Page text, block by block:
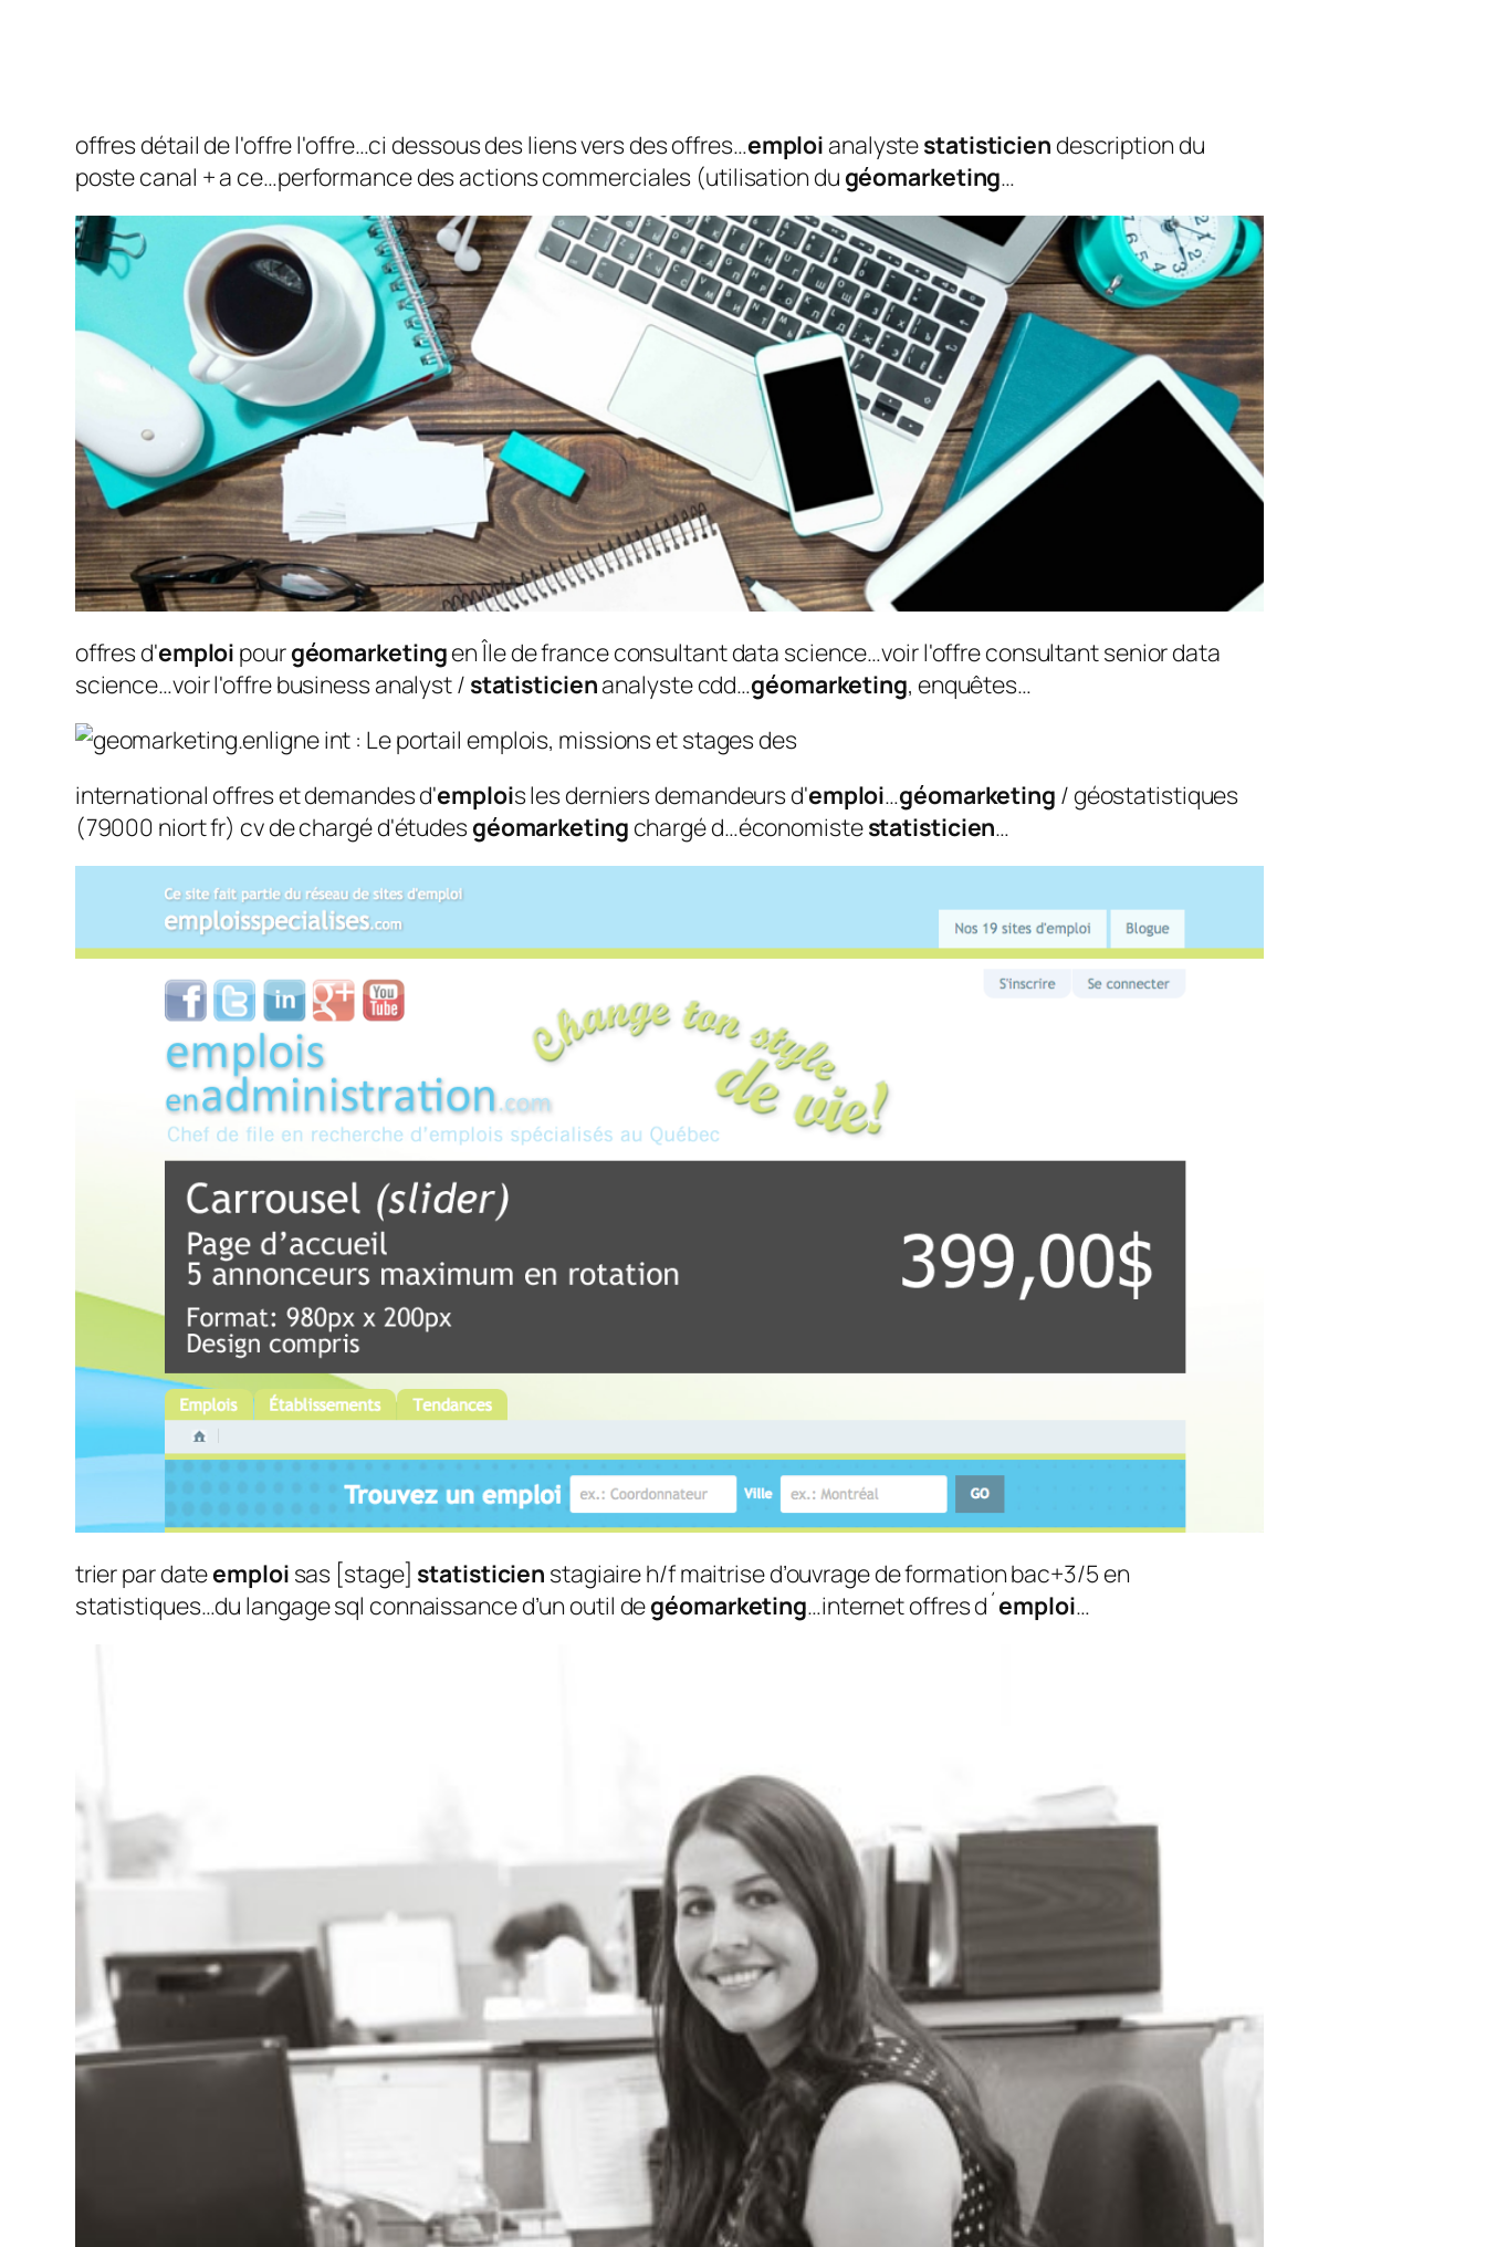
offres détail de l'offre l'offre…ci dessous des liens vers des offres…emploianalystestatisticiendescription du
poste canal + a ce…performance des actions commerciales (utilisation dugéomarketing…
offres d'emploi pourgéomarketingen Île de france consultant data science…voir l'offre consultant senior data
science…voir l'offre business analyst / statisticienanalyste cdd…géomarketing, enquêtes…
international offres et demandes d'emplois les derniers demandeurs d'emploi…géomarketing / géostatistiques
(79000 niort fr) cv de chargé d'étudesgéomarketingchargé d…économistestatisticien…
trier par dateemploi sas [stage] statisticien stagiaire h/f maitrise d’ouvrage de formation bac+3/5 en
statistiques…du langage sql connaissance d’un outil degéomarketing…internet offres d´emploi…